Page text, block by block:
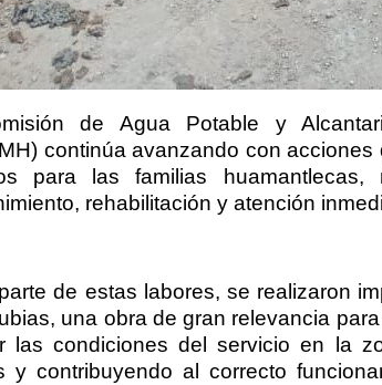
de Agua Potable y
continúa avanzando con
para las familias huamantlecas,
rehabilitación y atención
de estas labores, se realizaron
una obra de gran relevancia
las condiciones del servicio en la
y contribuyendo al correcto